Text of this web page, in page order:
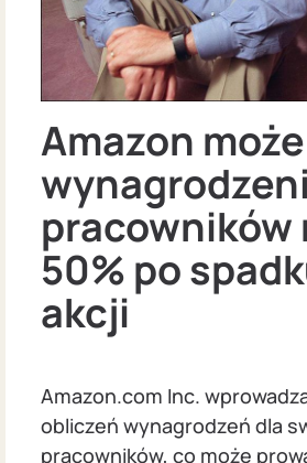
Amazon
pracowników
50% po
akcji
Amazon.com Inc.
obliczeń wynagrodzeń dla
pracowników, co może